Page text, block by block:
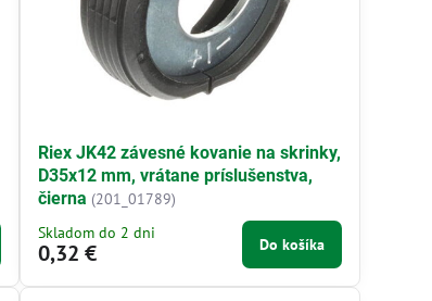
Riex JK42 závesné kovanie na skrinky,
D35x12 mm, vrátane príslušenstva,
čierna (201_01789)
Skladom do 2 dni
0,32 € Do košíka